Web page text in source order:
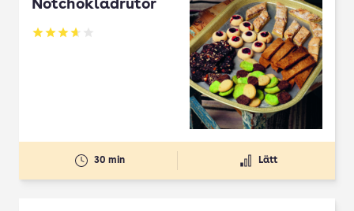
Nötchokladrutor
Betyg: 3.65 av 5
30 min Lätt